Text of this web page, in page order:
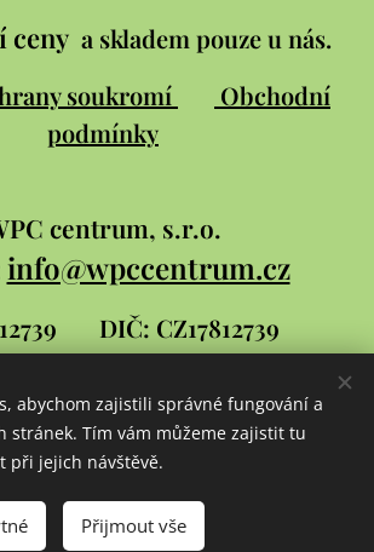
ceny a skladem pouze u nás.
soukromí
Obchodní
podmínky
centrum, s.r.o.
info@wpccentrum.cz
DIČ: CZ17812739
centrum
Šlambor a syn
Cookies
abychom zajistili správné fungování a
stránek. Tím vám můžeme zajistit tu
při jejich návštěvě.
Přijmout vše